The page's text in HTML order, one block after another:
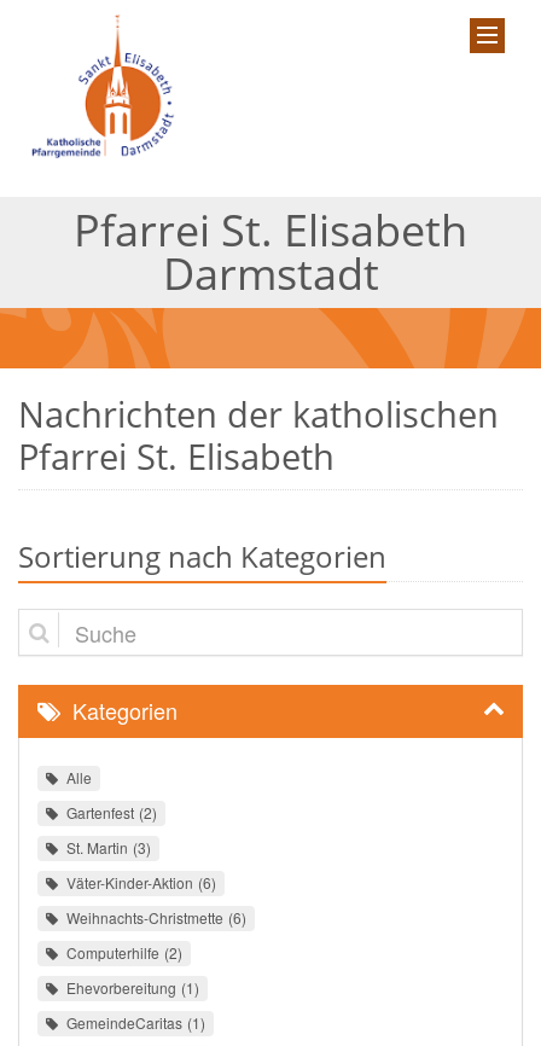
Pfarrei St. Elisabeth
Darmstadt
Nachrichten der katholischen
Pfarrei St. Elisabeth
Sortierung nach Kategorien
Suche
Kategorien
Alle
Gartenfest 2
St. Martin 3
Väter-Kinder-Aktion 6
Weihnachts-Christmette 6
Computerhilfe 2
Ehevorbereitung 1
GemeindeCaritas 1